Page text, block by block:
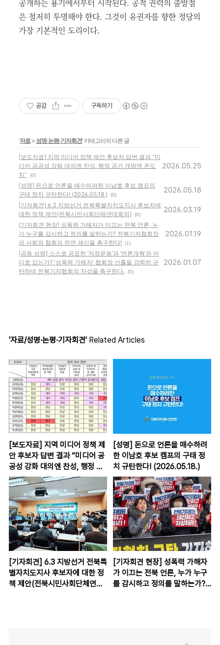
공개하는 용기에서부터 시작된다. 공적 권력의 출발점
은 철저히 투명해야 한다. 그것이 유권자를 향한 정당의
가장 기본적인 도리이다.
공감 구독하기
'자료>성명·논평·기자회견' 카테고리의 다른 글
[보도자료] 지역 미디어 정책 제안 후보자 답변 결과 “미
디어 공공성 강화 대의엔 찬성, 행정 공간 개방엔 온도
차”
(0)
2026.05.25
[성명] 돈으로 언론을 매수하려한 이남호 후보 캠프의
구태 정치 규탄한다! (2026.05.18.)
(0)
2026.05.18
[기자회견] 6.3 지방선거 전북특별자치도지사 후보자에
대한 정책 제안(전북시민사회단체연대회의)
(0)
2026.03.19
[기자회견 현장] 성폭력 가해자가 이끄는 전북 언론, 누
가 누구를 감시하고 정의를 말하는가? 전북기자협회장
의 사퇴와 협회의 전면 쇄신을 촉구한다! (1)
2026.01.19
[공동 성명] 스스로 공표한 ‘자정운동’과 ‘언론개혁’은 어
디로 갔는가? '성폭력 가해자' 협회장 선출을 강력히 규
탄하며 전북기자협회의 자성을 촉구한다. (0)
2026.01.07
'자료/성명·논평·기자회견' Related Articles
[보도자료] 지역 미디어 정책 제
안 후보자 답변 결과 “미디어 공
공성 강화 대의엔 찬성, 행정 공
간 개방엔 온도 차”
[성명] 돈으로 언론을 매수하려
한 이남호 후보 캠프의 구태 정
치 규탄한다! (2026.05.18.)
[기자회견] 6.3 지방선거 전북특
별자치도지사 후보자에 대한 정
책 제안(전북시민사회단체연대
[기자회견 현장] 성폭력 가해자
가 이끄는 전북 언론, 누가 누구
를 감시하고 정의를 말하는가?